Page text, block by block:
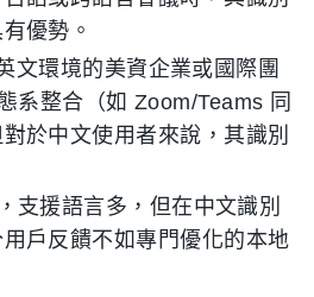
優勢。
文環境的美資企業或國際團
系整合（如 Zoom/Teams 同
於中文使用者來說，其識別
支援語言多，但在中文識別
戶反饋不如專門優化的本地